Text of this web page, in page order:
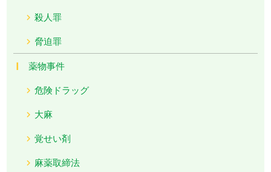
殺人罪
脅迫罪
薬物事件
危険ドラッグ
大麻
覚せい剤
麻薬取締法